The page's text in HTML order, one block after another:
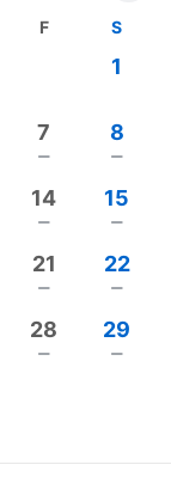
私は幼稚園の
をしていまし
がら私は薬に
男を出産しま
ました。
F S
1
7
remove
8
remove
14
remove
15
remove
21
remove
22
remove
28
remove
29
remove